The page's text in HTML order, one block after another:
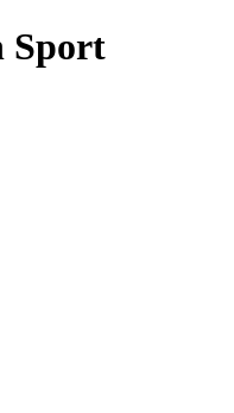
Sport